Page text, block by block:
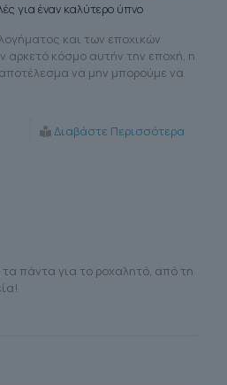
για έναν καλύτερο ύπνο
και των εποχικών
αρκετό κόσμο αυτήν την εποχή, η
να μην μπορούμε να
Διαβάστε Περισσότερα
πάντα για το ροχαλητό, από τη